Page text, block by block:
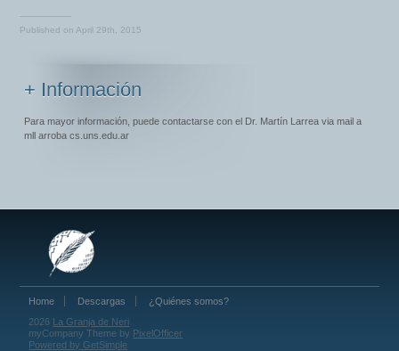
Published on April 29th, 2015
+ Información
Para mayor información, puede contactarse con el Dr. Martín Larrea via mail a
mll arroba cs.uns.edu.ar
Home Descargas
¿Quiénes somos?
2026 La Granja de Neri
myCompany Theme by PixelOfficer
Powered by GetSimple